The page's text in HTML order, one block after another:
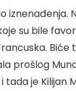
iznenađenja.
su bile
Biće
prošlog
tada je Kilijan